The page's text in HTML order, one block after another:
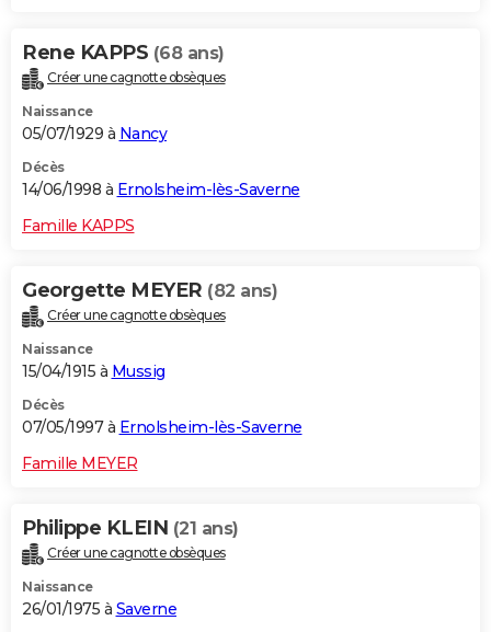
Rene KAPPS (68 ans)
Créer une cagnotte obsèques
Naissance
05/07/1929 à Nancy
Décès
14/06/1998 à Ernolsheim-lès-Saverne
Famille KAPPS
Georgette MEYER (82 ans)
Créer une cagnotte obsèques
Naissance
15/04/1915 à Mussig
Décès
07/05/1997 à Ernolsheim-lès-Saverne
Famille MEYER
Philippe KLEIN (21 ans)
Créer une cagnotte obsèques
Naissance
26/01/1975 à Saverne